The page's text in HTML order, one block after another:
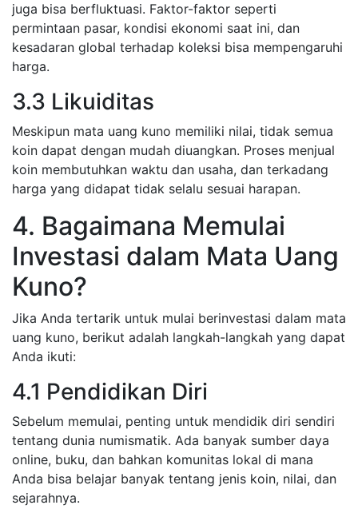
juga bisa berfluktuasi. Faktor-faktor seperti
permintaan pasar, kondisi ekonomi saat ini, dan
kesadaran global terhadap koleksi bisa mempengaruhi
harga.
3.3 Likuiditas
Meskipun mata uang kuno memiliki nilai, tidak semua
koin dapat dengan mudah diuangkan. Proses menjual
koin membutuhkan waktu dan usaha, dan terkadang
harga yang didapat tidak selalu sesuai harapan.
4. Bagaimana Memulai
Investasi dalam Mata Uang
Kuno?
Jika Anda tertarik untuk mulai berinvestasi dalam mata
uang kuno, berikut adalah langkah-langkah yang dapat
Anda ikuti:
4.1 Pendidikan Diri
Sebelum memulai, penting untuk mendidik diri sendiri
tentang dunia numismatik. Ada banyak sumber daya
online, buku, dan bahkan komunitas lokal di mana
Anda bisa belajar banyak tentang jenis koin, nilai, dan
sejarahnya.